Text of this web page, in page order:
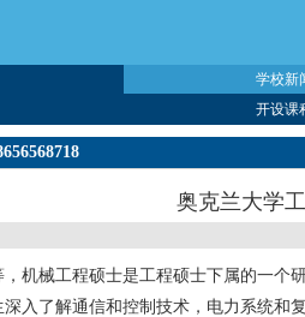
学校新
开设课
奥克兰大学
机械工程硕士是工程硕士下属的一
入了解通信和控制技术，电力系统